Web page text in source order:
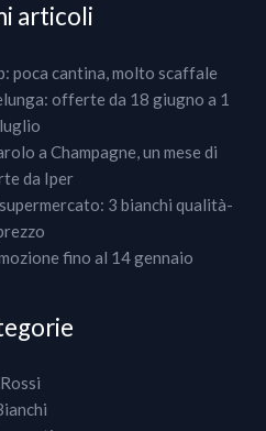
articoli
poca cantina, molto scaffale
offerte da 18 giugno a 1
luglio
a Champagne, un mese di
da Iper
3 bianchi qualità-
fino al 14 gennaio
Rossi